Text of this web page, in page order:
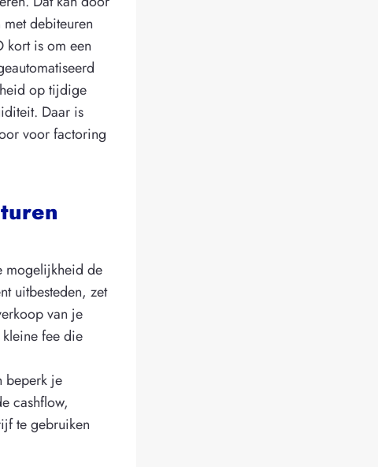
debiteuren
kort is om een
op tijdige
Daar is
voor factoring
mogelijkheid de
uitbesteden, zet
van je
fee die
beperk je
cashflow,
te gebruiken